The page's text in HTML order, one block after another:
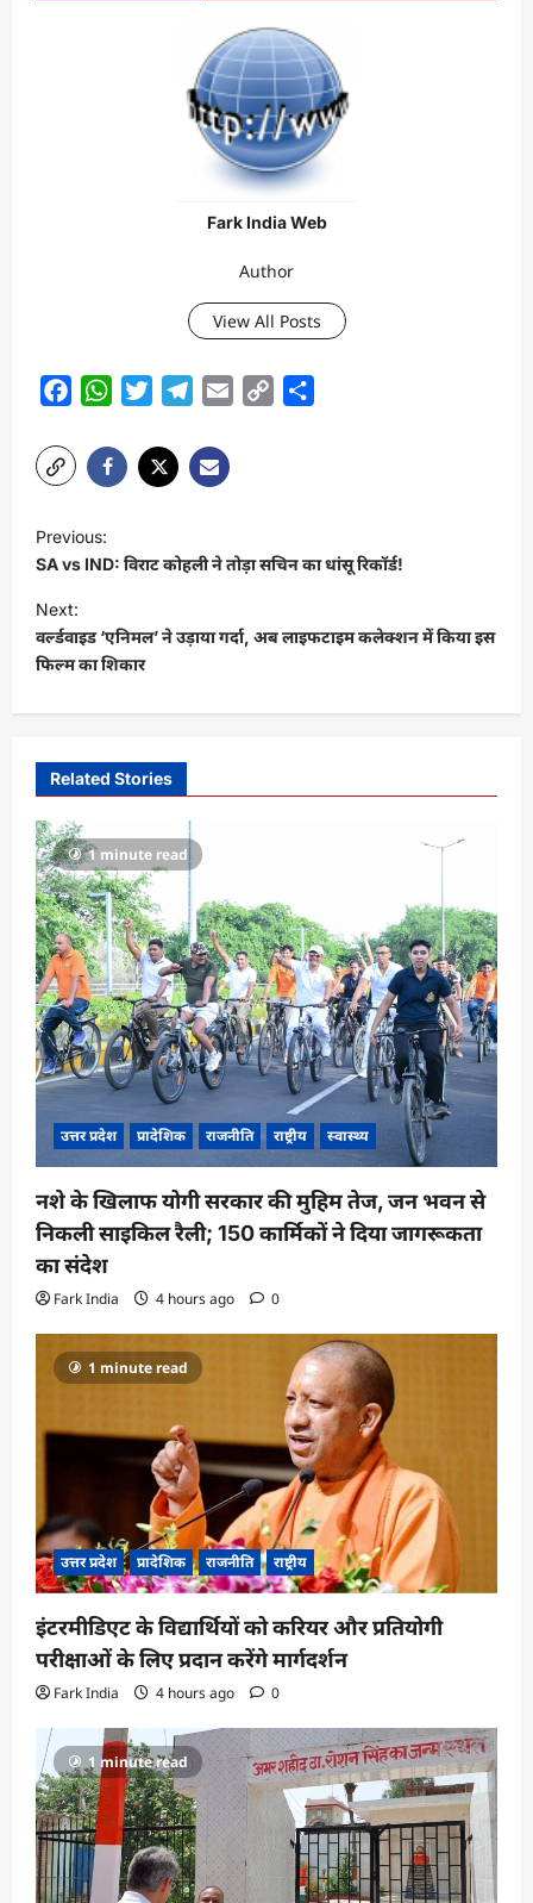
Fark India Web
Author
View All Posts
FacebookWhatsAppTwitterTelegram
Email
Copy
o
s
t
n
a
g
a
t
i
o
n
Previous:
SA vs IND: विराट कोहली ने तोड़ा सचिन का धांसू रिकॉर्ड!
Next:
वर्ल्डवाइड ‘एनिमल’ ने उड़ाया गर्दा, अब लाइफटाइम कलेक्शन में किया इस
फिल्म का शिकार
Related Stories
1 minute read
उत्तर प्रदेश प्रादेशिक राजनीति राष्ट्रीय स्वास्थ्य
नशे के खिलाफ योगी सरकार की मुहिम तेज, जन भवन से
निकली साइकिल रैली; 150 कार्मिकों ने दिया जागरूकता
का संदेश
Fark India 4 hours ago 0
1 minute read
उत्तर प्रदेश प्रादेशिक राजनीति राष्ट्रीय
इंटरमीडिएट के विद्यार्थियों को करियर और प्रतियोगी
परीक्षाओं के लिए प्रदान करेंगे मार्गदर्शन
Fark India 4 hours ago 0
1 minute read